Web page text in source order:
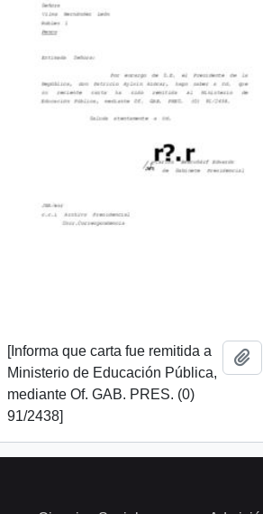
[Informa que carta fue remitida a
Ministerio de Educación Pública,
mediante Of. GAB. PRES. (0)
91/2438]